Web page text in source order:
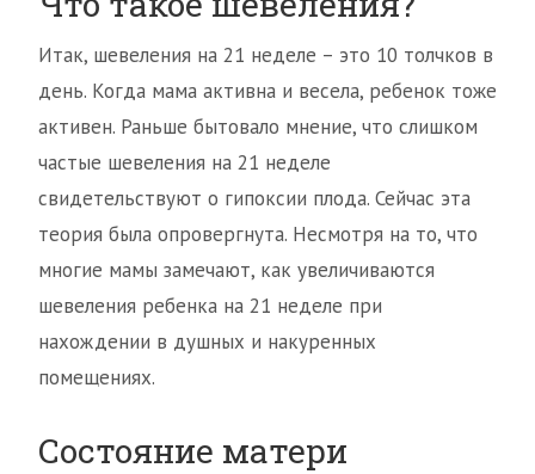
Итак, шевеления на 21 неделе – это 10 толчков в
день. Когда мама активна и весела, ребенок тоже
активен. Раньше бытовало мнение, что слишком
частые шевеления на 21 неделе
свидетельствуют о гипоксии плода. Сейчас эта
теория была опровергнута. Несмотря на то, что
многие мамы замечают, как увеличиваются
шевеления ребенка на 21 неделе при
нахождении в душных и накуренных
помещениях.
Состояние матери